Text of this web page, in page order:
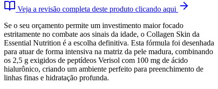
Veja a revisão completa deste produto clicando aqui
Se o seu orçamento permite um investimento maior focado
estritamente no combate aos sinais da idade, o Collagen Skin da
Essential Nutrition é a escolha definitiva. Esta fórmula foi desenhada
para atuar de forma intensiva na matriz da pele madura, combinando
os 2,5 g exigidos de peptídeos Verisol com 100 mg de ácido
hialurônico, criando um ambiente perfeito para preenchimento de
linhas finas e hidratação profunda.